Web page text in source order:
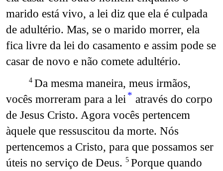
marido está vivo, a lei diz que ela é culpada
de adultério. Mas, se o marido morrer, ela
fica livre da lei do casamento e assim pode se
casar de novo e não comete adultério.
4 Da mesma maneira, meus irmãos,
vocês morreram para a lei * através do corpo
de Jesus Cristo. Agora vocês pertencem
àquele que ressuscitou da morte. Nós
pertencemos a Cristo, para que possamos ser
úteis no serviço de Deus. 5 Porque quando